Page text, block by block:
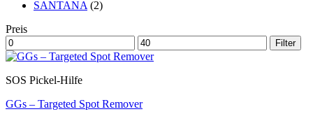
SANTANA (2)
Preis
Min.
Preis
Max.
Preis
Filter
SOS Pickel-Hilfe
GGs – Targeted Spot Remover